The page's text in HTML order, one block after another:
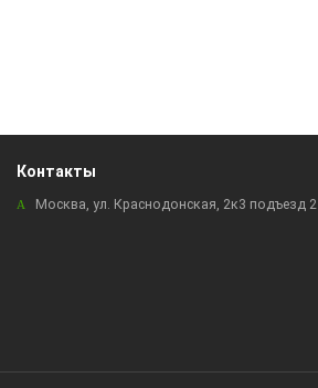
Контакты
Москва, ул. Краснодонская, 2к3 подъезд 2